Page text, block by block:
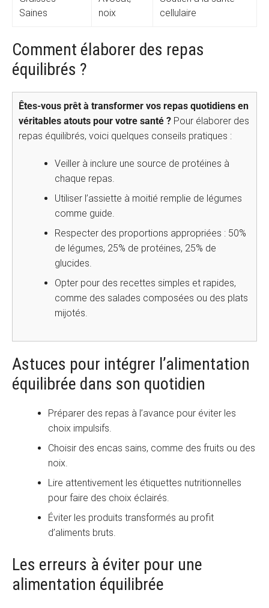
Saines
noix
cellulaire
Comment élaborer des repas
équilibrés ?
Êtes-vous prêt à transformer vos repas quotidiens en
véritables atouts pour votre santé ? Pour élaborer des
repas équilibrés, voici quelques conseils pratiques :
Veiller à inclure une source de protéines à
chaque repas.
Utiliser l’assiette à moitié remplie de légumes
comme guide.
Respecter des proportions appropriées : 50%
de légumes, 25% de protéines, 25% de
glucides.
Opter pour des recettes simples et rapides,
comme des salades composées ou des plats
mijotés.
Astuces pour intégrer l’alimentation
équilibrée dans son quotidien
Préparer des repas à l’avance pour éviter les
choix impulsifs.
Choisir des encas sains, comme des fruits ou des
noix.
Lire attentivement les étiquettes nutritionnelles
pour faire des choix éclairés.
Éviter les produits transformés au profit
d’aliments bruts.
Les erreurs à éviter pour une
alimentation équilibrée